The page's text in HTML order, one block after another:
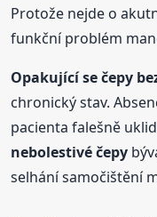
Protože nejde o
funkční problém
Opakující sečepy
chronický stav.
pacienta falešně
nebolestivéčepy
selhání samočištění